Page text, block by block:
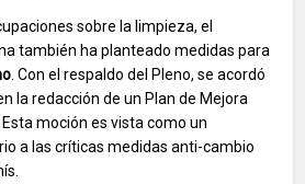
sobre la limpieza, el
también ha planteado medidas para
. Con el respaldo del Pleno, se acordó
la redacción de un Plan de Mejora
moción es vista como un
a las críticas medidas anti-cambio